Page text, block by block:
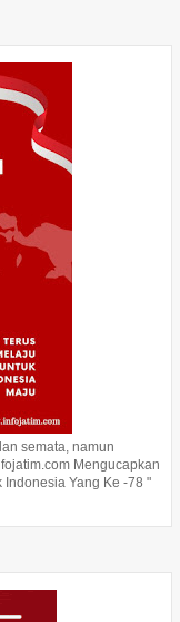
semata, namun
Mengucapkan
Yang Ke -78 "